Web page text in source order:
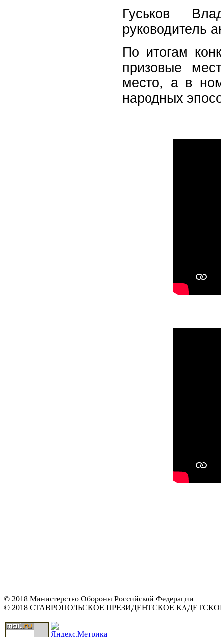
Гуськов
руководитель
По итогам
призовые
место, а в
народных
© 2018 Министерство Обороны Российской Федерации
© 2018 СТАВРОПОЛЬСКОЕ ПРЕЗИДЕНТСКОЕ